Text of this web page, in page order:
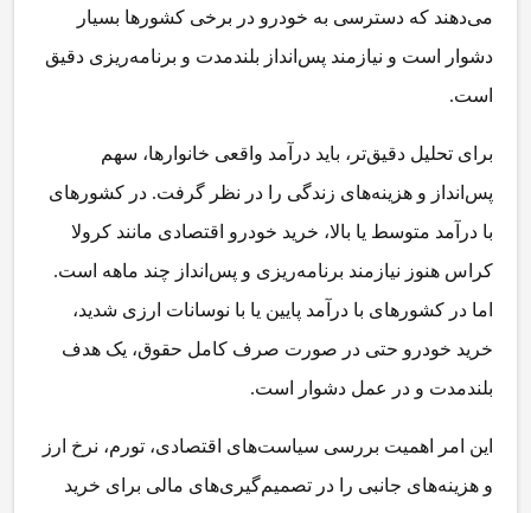
می‌دهند که دسترسی به خودرو در برخی کشورها بسیار
دشوار است و نیازمند پس‌انداز بلندمدت و برنامه‌ریزی دقیق
است.
برای تحلیل دقیق‌تر، باید درآمد واقعی خانوارها، سهم
پس‌انداز و هزینه‌های زندگی را در نظر گرفت. در کشورهای
با درآمد متوسط یا بالا، خرید خودرو اقتصادی مانند کرولا
کراس هنوز نیازمند برنامه‌ریزی و پس‌انداز چند ماهه است.
اما در کشورهای با درآمد پایین یا با نوسانات ارزی شدید،
خرید خودرو حتی در صورت صرف کامل حقوق، یک هدف
بلندمدت و در عمل دشوار است.
این امر اهمیت بررسی سیاست‌های اقتصادی، تورم، نرخ ارز
و هزینه‌های جانبی را در تصمیم‌گیری‌های مالی برای خرید